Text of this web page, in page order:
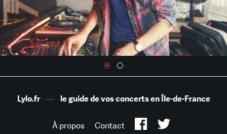
Lylo.fr— le guide de vos concerts en Île-de-France
À propos Contact